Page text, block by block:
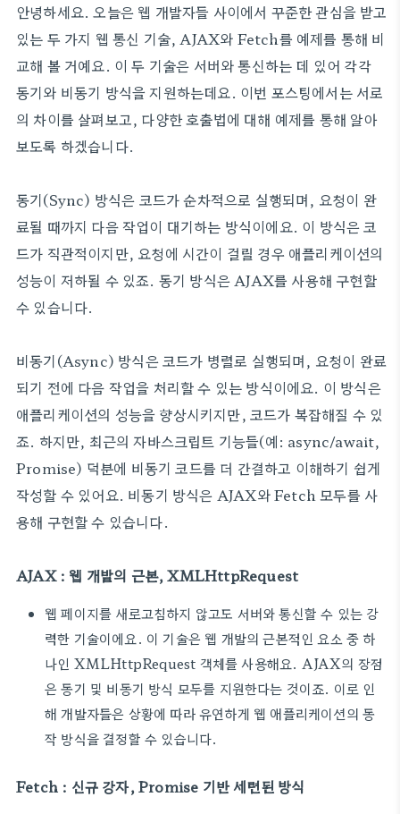
안녕하세요. 오늘은 웹 개발자들 사이에서 꾸준한 관심을 받고
있는 두 가지 웹 통신 기술, AJAX와 Fetch를 예제를 통해 비
교해 볼 거예요. 이 두 기술은 서버와 통신하는 데 있어 각각
동기와 비동기 방식을 지원하는데요. 이번 포스팅에서는 서로
의 차이를 살펴보고, 다양한 호출법에 대해 예제를 통해 알아
보도록 하겠습니다.
동기(Sync) 방식은 코드가 순차적으로 실행되며, 요청이 완
료될 때까지 다음 작업이 대기하는 방식이에요. 이 방식은 코
드가 직관적이지만, 요청에 시간이 걸릴 경우 애플리케이션의
성능이 저하될 수 있죠. 동기 방식은 AJAX를 사용해 구현할
수 있습니다.
비동기(Async) 방식은 코드가 병렬로 실행되며, 요청이 완료
되기 전에 다음 작업을 처리할 수 있는 방식이에요. 이 방식은
애플리케이션의 성능을 향상시키지만, 코드가 복잡해질 수 있
죠. 하지만, 최근의 자바스크립트 기능들(예: async/await,
Promise) 덕분에 비동기 코드를 더 간결하고 이해하기 쉽게
작성할 수 있어요. 비동기 방식은 AJAX와 Fetch 모두를 사
용해 구현할 수 있습니다.
AJAX : 웹 개발의 근본, XMLHttpRequest
웹 페이지를 새로고침하지 않고도 서버와 통신할 수 있는 강
력한 기술이에요. 이 기술은 웹 개발의 근본적인 요소 중 하
나인 XMLHttpRequest 객체를 사용해요. AJAX의 장점
은 동기 및 비동기 방식 모두를 지원한다는 것이죠. 이로 인
해 개발자들은 상황에 따라 유연하게 웹 애플리케이션의 동
작 방식을 결정할 수 있습니다.
Fetch : 신규 강자, Promise 기반 세련된 방식